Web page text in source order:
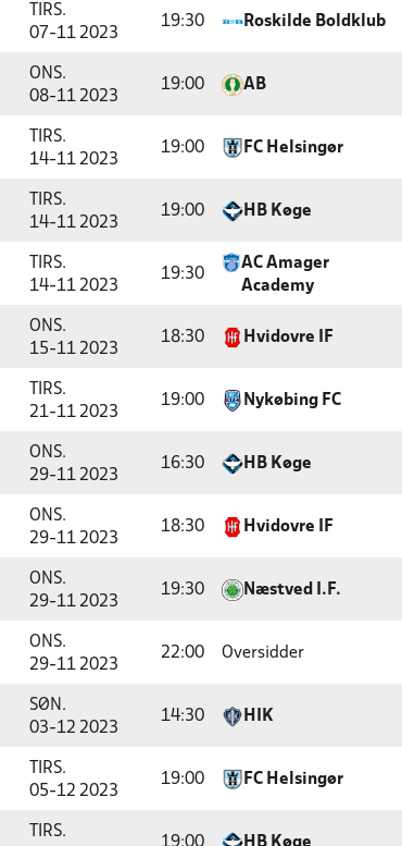
TIRS.
07-11 2023
19:30 Roskilde Boldklub
ONS.
08-11 2023
19:00 AB
TIRS.
14-11 2023
19:00 FC Helsingør
TIRS.
14-11 2023
19:00 HB Køge
TIRS.
14-11 2023
19:30
AC Amager
Academy
ONS.
15-11 2023
18:30 Hvidovre IF
TIRS.
21-11 2023
19:00 Nykøbing FC
ONS.
29-11 2023
16:30 HB Køge
ONS.
29-11 2023
18:30 Hvidovre IF
ONS.
29-11 2023
19:30 Næstved I.F.
ONS.
29-11 2023
22:00 Oversidder
SØN.
03-12 2023
14:30 HIK
TIRS.
05-12 2023
19:00 FC Helsingør
TIRS.
19:00 HB Køge